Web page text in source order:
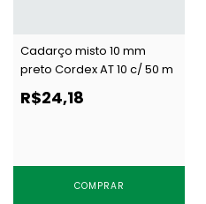
Cadarço misto 10 mm
preto Cordex AT 10 c/ 50 m
R$24,18
COMPRAR